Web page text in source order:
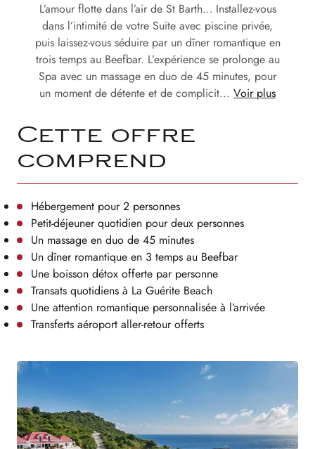
L’amour flotte dans l’air de St Barth… Installez-vous
dans l’intimité de votre Suite avec piscine privée,
puis laissez-vous séduire par un dîner romantique en
trois temps au Beefbar. L’expérience se prolonge au
Spa avec un massage en duo de 45 minutes, pour
un moment de détente et de complicit... Voir plus
Cette offre
comprend
Hébergement pour 2 personnes
Petit-déjeuner quotidien pour deux personnes
Un massage en duo de 45 minutes
Un dîner romantique en 3 temps au Beefbar
Une boisson détox offerte par personne
Transats quotidiens à La Guérite Beach
Une attention romantique personnalisée à l’arrivée
Transferts aéroport aller-retour offerts